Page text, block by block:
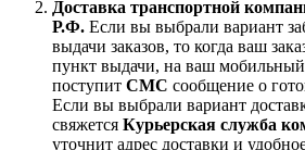
Доставка транспортной
Р.Ф. Если вы выбрали вариант
выдачи заказов, то когда ваш
пункт выдачи, на ваш
поступит СМС сообщение о
Если вы выбрали вариант
свяжется Курьерская служба
уточнит адрес доставки и